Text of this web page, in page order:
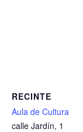
RECINTE
Aula de Cultura
calle Jardín, 1